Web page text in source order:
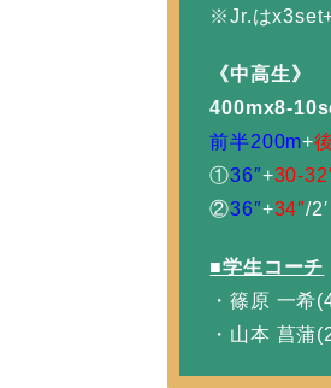
※Jr.は
《中高生》
400mx8-
前半200m+
①36″+30-
②36″+34″/2′
■学生コーチ
・篠原 一希
・山本 菖蒲